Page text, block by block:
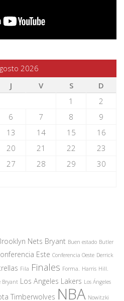
2026
J V S
D
1
2
6 7 8
9
13 14 15
16
20 21 22
23
27 28 29
30
Nets Bryant Buen estado Butler
Este Conferencia Oeste Derrick
Fila Finales Forma. Harris Hill.
Bryant Los Angeles Lakers Los Ángeles
Timberwolves NBA Nowitzki